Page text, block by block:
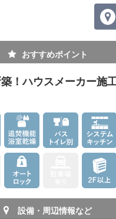
おすすめポイント
！ハウスメーカー施
設備・周辺情報など